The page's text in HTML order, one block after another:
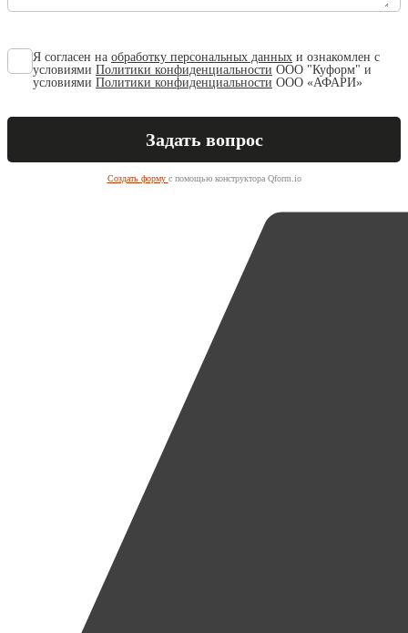
Я согласен на обработку персональных данных и ознакомлен с
условиями Политики конфиденциальности ООО "Куформ" и
условиями Политики конфиденциальности ООО «АФАРИ»
Создать форму с помощью конструктора Qform.io